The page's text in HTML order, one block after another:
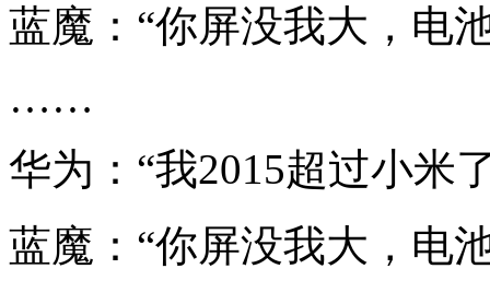
蓝魔：“你屏没我大，电
……
华为：“我2015超过小米
蓝魔：“你屏没我大，电